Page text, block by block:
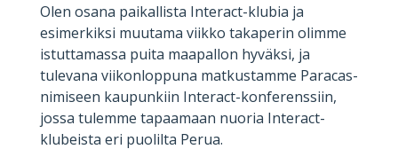
Olen osana paikallista Interact-klubia ja
esimerkiksi muutama viikko takaperin olimme
istuttamassa puita maapallon hyväksi, ja
tulevana viikonloppuna matkustamme Paracas-
nimiseen kaupunkiin Interact-konferenssiin,
jossa tulemme tapaamaan nuoria Interact-
klubeista eri puolilta Perua.